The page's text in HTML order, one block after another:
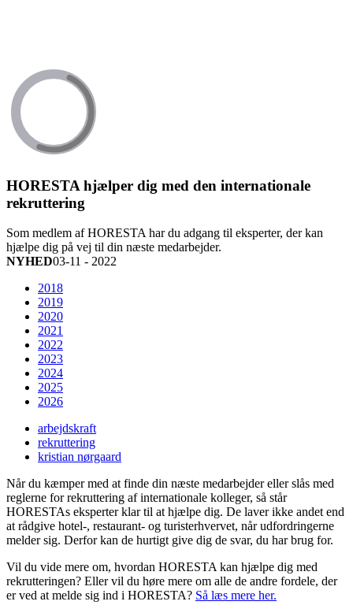
HORESTA hjælper dig med den internationale
rekruttering
Som medlem af HORESTA har du adgang til eksperter, der kan
hjælpe dig på vej til din næste medarbejder.
NYHED03-11 - 2022
2018
2019
2020
2021
2022
2023
2024
2025
2026
arbejdskraft
rekruttering
kristian nørgaard
Når du kæmper med at finde din næste medarbejder eller slås med
reglerne for rekruttering af internationale kolleger, så står
HORESTAs eksperter klar til at hjælpe dig. De laver ikke andet end
at rådgive hotel-, restaurant- og turisterhvervet, når udfordringerne
melder sig. Derfor kan de hurtigt give dig de svar, du har brug for.
Vil du vide mere om, hvordan HORESTA kan hjælpe dig med
rekrutteringen? Eller vil du høre mere om alle de andre fordele, der
er ved at melde sig ind i HORESTA? Så læs mere her.